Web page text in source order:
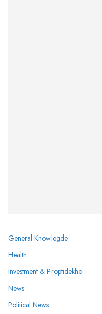
General Knowlegde
Health
Investment & Proptidekho
News
Political News